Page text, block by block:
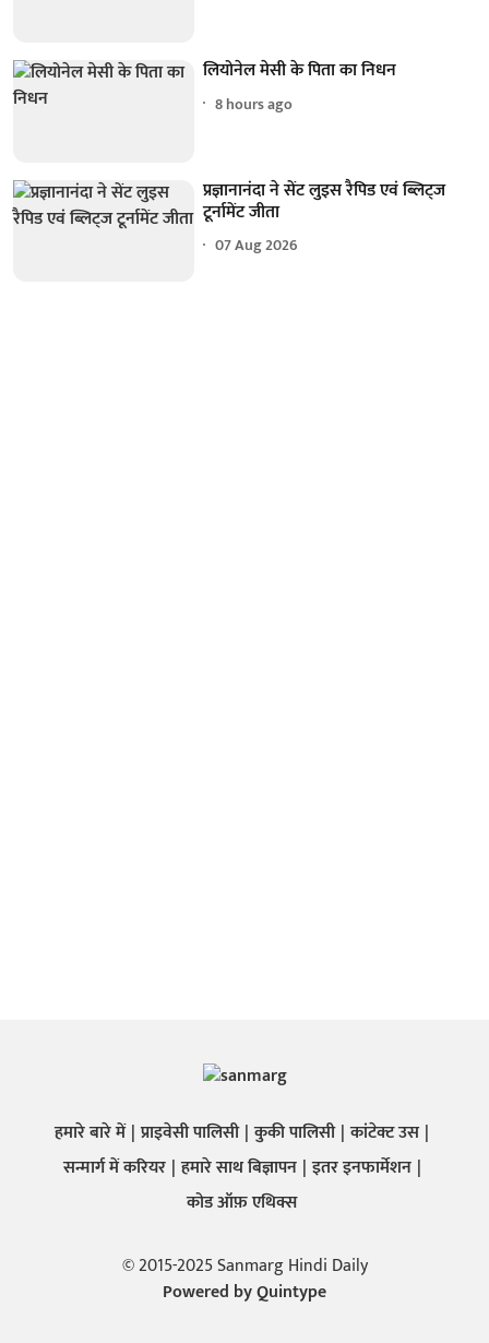
लियोनेल मेसी के पिता का निधन
8 hours ago
प्रज्ञानानंदा ने सेंट लुइस रैपिड एवं ब्लिट्ज
टूर्नामेंट जीता
07 Aug 2026
हमारे बारे में प्राइवेसी पालिसी कुकी पालिसी कांटेक्ट उस
सन्मार्ग में करियर हमारे साथ बिज्ञापन इतर इनफार्मेशन
कोड ऑफ़ एथिक्स
© 2015-2025 Sanmarg Hindi Daily
Powered byQuintype